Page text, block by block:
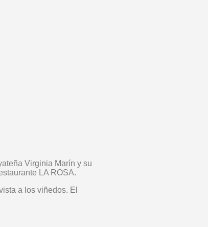
Virginia Marín y su
LA ROSA.
a los viñedos. El